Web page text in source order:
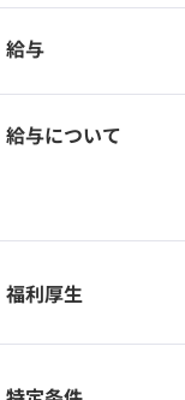
給与
給与について
福利厚生